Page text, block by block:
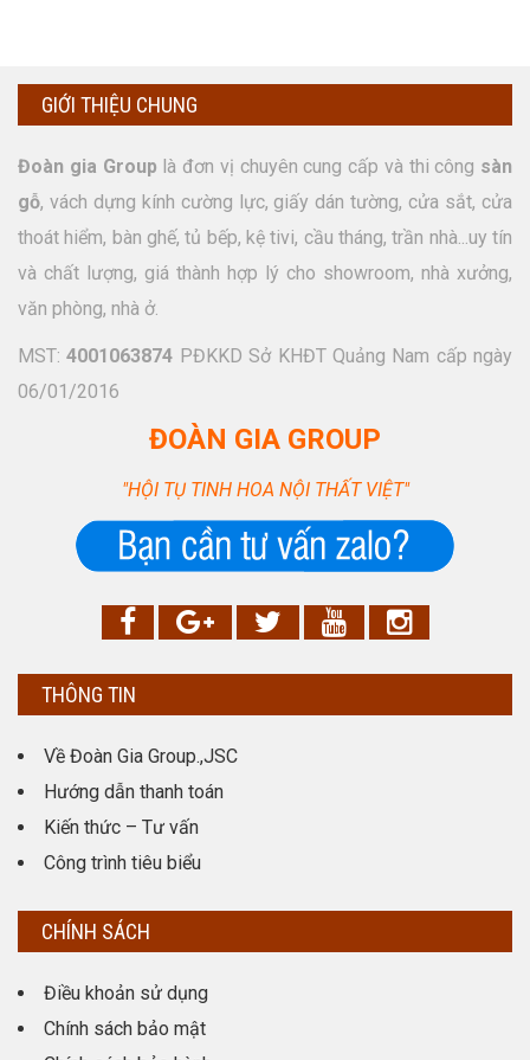
GIỚI THIỆU CHUNG
Đoàn gia Group là đơn vị chuyên cung cấp và thi công sàn
gỗ, vách dựng kính cường lực, giấy dán tường, cửa sắt, cửa
thoát hiểm, bàn ghế, tủ bếp, kệ tivi, cầu tháng, trần nhà...uy tín
và chất lượng, giá thành hợp lý cho showroom, nhà xưởng,
văn phòng, nhà ở.
MST:4001063874 PĐKKD Sở KHĐT Quảng Nam cấp ngày
06/01/2016
ĐOÀN GIA GROUP
"HỘI TỤ TINH HOA NỘI THẤT VIỆT"
THÔNG TIN
Về Đoàn Gia Group.,JSC
Hướng dẫn thanh toán
Kiến thức – Tư vấn
Công trình tiêu biểu
CHÍNH SÁCH
Điều khoản sử dụng
Chính sách bảo mật